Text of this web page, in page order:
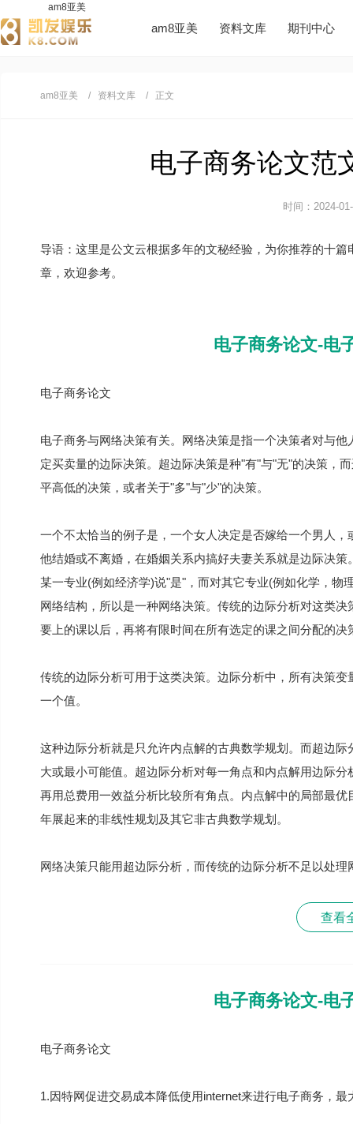
am8亚美
am8亚美 资料文库 期刊中心
am8亚美 资料文库 正文
电子商务论文范
时间：2024-
导语：这里是公文云根据多年的文秘经验，为你推荐的十
章，欢迎参考。
电子商务论文-电
电子商务论文
电子商务与网络决策有关。网络决策是指一个决策者对与
定买卖量的边际决策。超边际决策是种"有"与"无"的决策，
平高低的决策，或者关于"多"与"少"的决策。
一个不太恰当的例子是，一个女人决定是否嫁给一个男人
他结婚或不离婚，在婚姻关系内搞好夫妻关系就是边际决
某一专业(例如经济学)说"是"，而对其它专业(例如化学，
网络结构，所以是一种网络决策。传统的边际分析对这类
要上的课以后，再将有限时间在所有选定的课之间分配的
传统的边际分析可用于这类决策。边际分析中，所有决策
一个值。
这种边际分析就是只允许内点解的古典数学规划。而超边
大或最小可能值。超边际分析对每一角点和内点解用边际
再用总费用一效益分析比较所有角点。内点解中的局部最
年展起来的非线性规划及其它非古典数学规划。
网络决策只能用超边际分析，而传统的边际分析不足以处理
查看
电子商务论文-电
电子商务论文
1.因特网促进交易成本降低使用internet来进行电子商务，